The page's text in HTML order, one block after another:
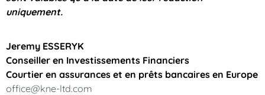
uniquement.
Jeremy ESSERYK
Conseiller en Investissements Financiers
Courtier en assurances et en prêts bancaires en Europe
office@kne-ltd.com